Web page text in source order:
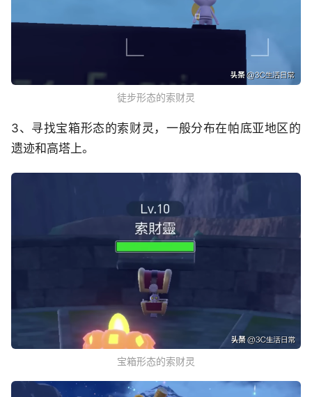
徒步形态的索财灵
3、寻找宝箱形态的索财灵，一般分布在帕底亚地区的
遗迹和高塔上。
宝箱形态的索财灵